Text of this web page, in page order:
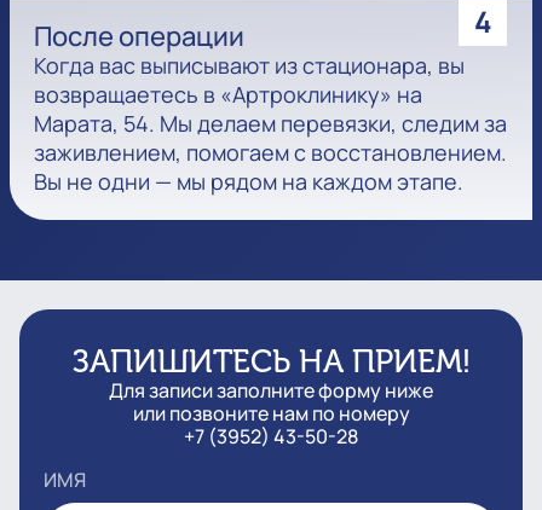
4
После операции
Когда вас выписывают из стационара, вы
возвращаетесь в «Артроклинику» на
Марата, 54. Мы делаем перевязки, следим за
заживлением, помогаем с восстановлением.
Вы не одни — мы рядом на каждом этапе.
ЗАПИШИТЕСЬ НА ПРИЕМ!
Для записи заполните форму ниже
или позвоните нам по номеру
+7 (3952) 43-50-28
ИМЯ